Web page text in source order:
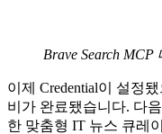
Brave Search MCP
이제 Credential이 설정
비가 완료됐습니다. 다
한 맞춤형 IT 뉴스 큐레